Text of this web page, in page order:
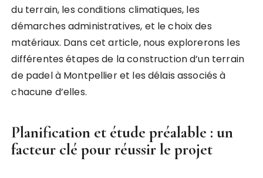
du terrain, les conditions climatiques, les
démarches administratives, et le choix des
matériaux. Dans cet article, nous explorerons les
différentes étapes de la construction d’un terrain
de padel à Montpellier et les délais associés à
chacune d’elles.
Planification et étude préalable : un
facteur clé pour réussir le projet